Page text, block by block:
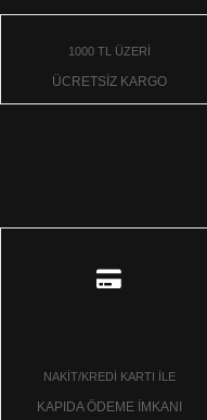
1000 TL ÜZERİ
ÜCRETSİZ KARGO
NAKİT/KREDİ KARTI İLE
KAPIDA ÖDEME İMKANI